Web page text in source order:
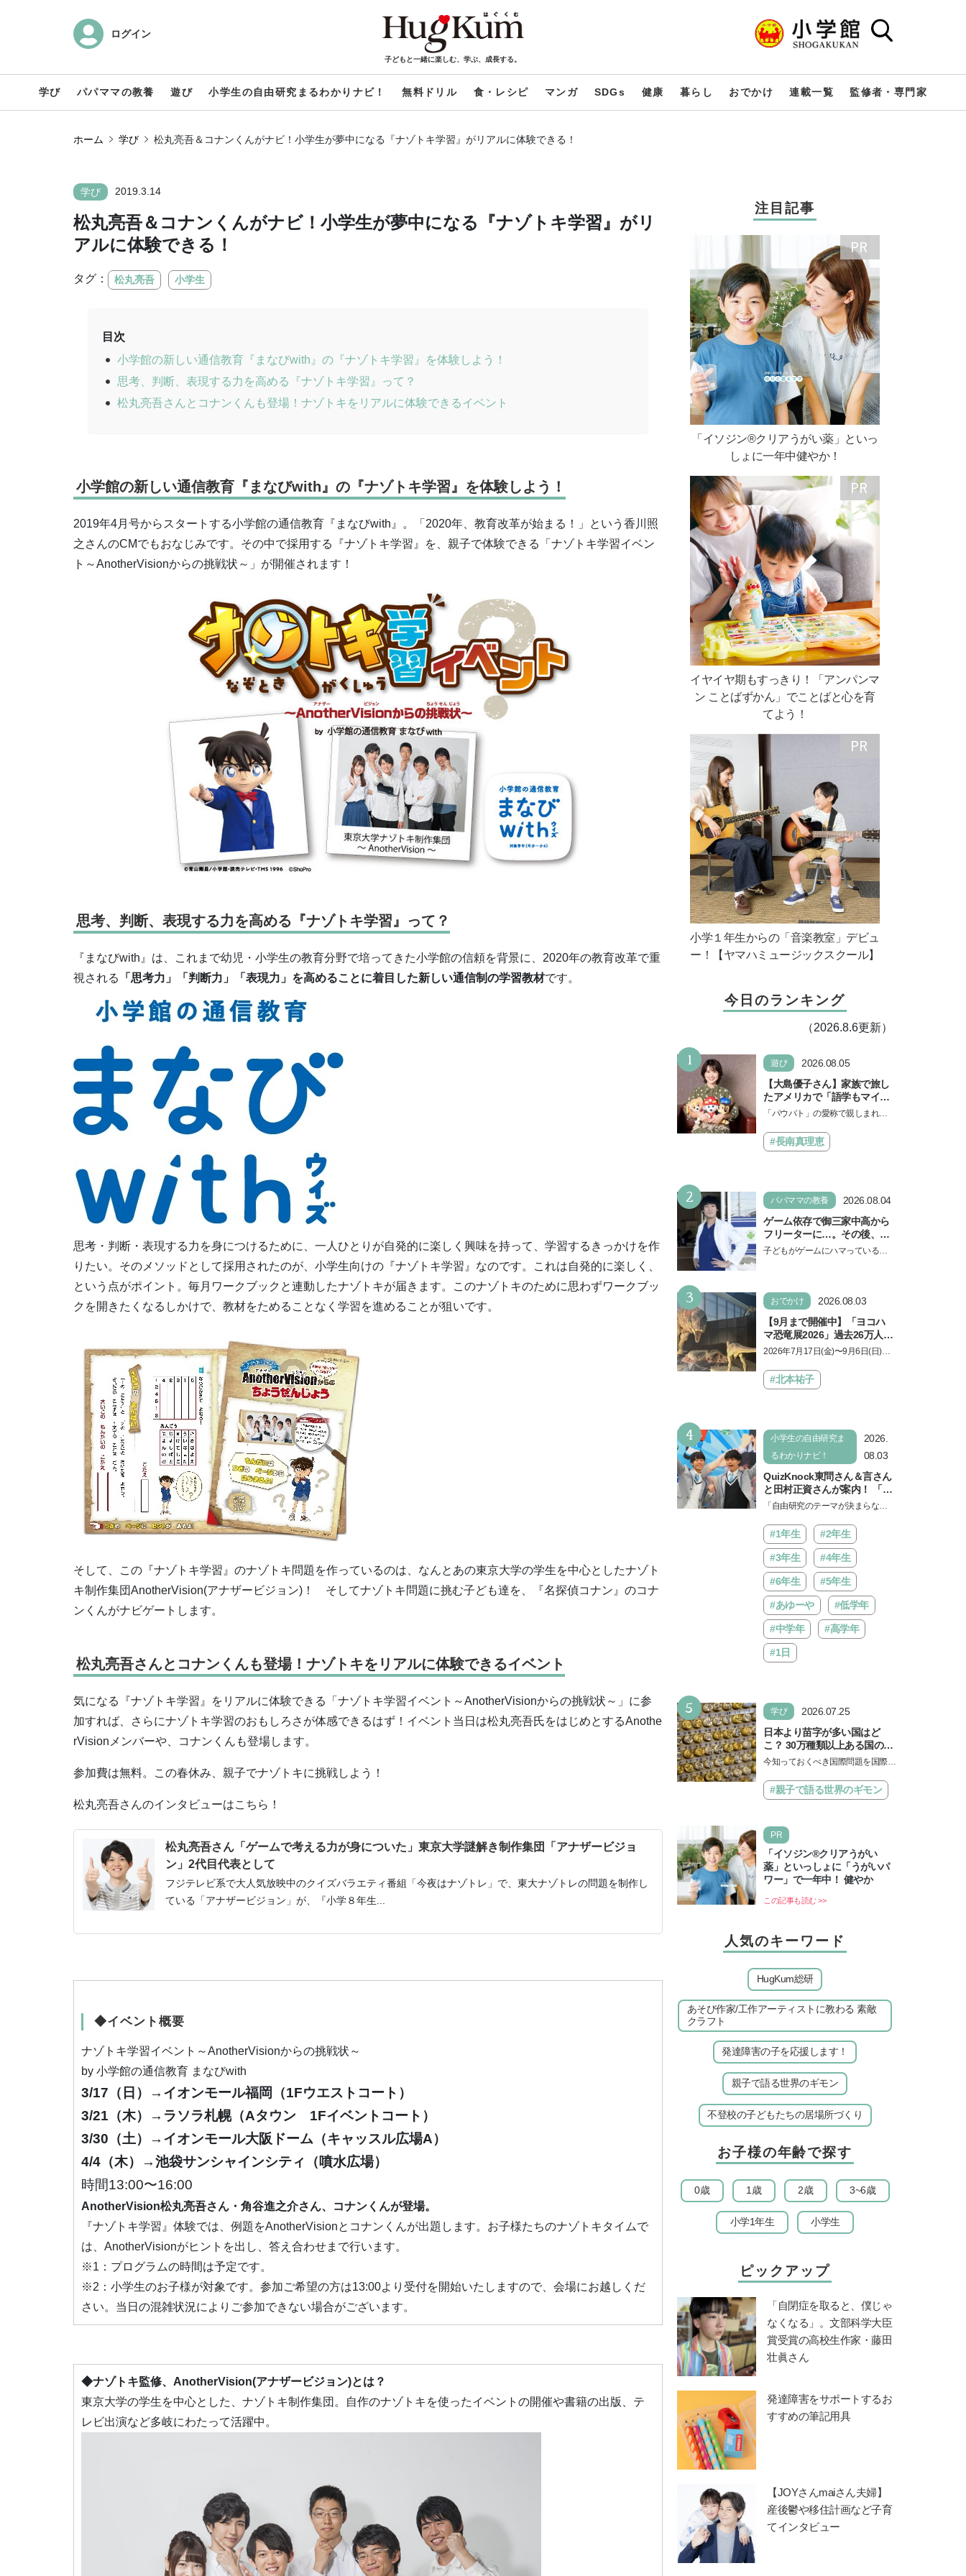
ログイン
子どもと一緒に楽しむ、学ぶ、成長する。
学び パパママの教養 遊び 小学生の自由研究まるわかりナビ！ 無料ドリル 食・レシピ マンガ SDGs 健康 暮らし おでかけ 連載一覧 監修者・専門家
ホーム 学び 松丸亮吾＆コナンくんがナビ！小学生が夢中になる『ナゾトキ学習』がリアルに体験できる！
学び 2019.3.14
松丸亮吾＆コナンくんがナビ！小学生が夢中になる『ナゾトキ学習』がリ
アルに体験できる！
タグ： 松丸亮吾 小学生
目次
小学館の新しい通信教育『まなびwith』の『ナゾトキ学習』を体験しよう！
思考、判断、表現する力を高める『ナゾトキ学習』って？
松丸亮吾さんとコナンくんも登場！ナゾトキをリアルに体験できるイベント
小学館の新しい通信教育『まなびwith』の『ナゾトキ学習』を体験しよう！
2019年4月号からスタートする小学館の通信教育『まなびwith』。「2020年、教育改革が始まる！」という香川照
之さんのCMでもおなじみです。その中で採用する『ナゾトキ学習』を、親子で体験できる「ナゾトキ学習イベン
ト～AnotherVisionからの挑戦状～」が開催されます！
思考、判断、表現する力を高める『ナゾトキ学習』って？
『まなびwith』は、これまで幼児・小学生の教育分野で培ってきた小学館の信頼を背景に、2020年の教育改革で重
視される
「思考力」「判断力」「表現力」を高めることに着目した新しい通信制の学習教材です。
思考・判断・表現する力を身につけるために、一人ひとりが自発的に楽しく興味を持って、学習するきっかけを作
りたい。そのメソッドとして採用されたのが、小学生向けの『ナゾトキ学習』なのです。これは自発的に楽しく、
という点がポイント。毎月ワークブックと連動したナゾトキが届きます。このナゾトキのために思わずワークブッ
クを開きたくなるしかけで、教材をためることなく学習を進めることが狙いです。
そして、この『ナゾトキ学習』のナゾトキ問題を作っているのは、なんとあの東京大学の学生を中心としたナゾト
キ制作集団AnotherVision(アナザービジョン)！ そしてナゾトキ問題に挑む子ども達を、『名探偵コナン』のコナ
ンくんがナビゲートします。
松丸亮吾さんとコナンくんも登場！ナゾトキをリアルに体験できるイベント
気になる『ナゾトキ学習』をリアルに体験できる「ナゾトキ学習イベント～AnotherVisionからの挑戦状～」に参
加すれば、さらにナゾトキ学習のおもしろさが体感できるはず！イベント当日は松丸亮吾氏をはじめとするAnothe
rVisionメンバーや、コナンくんも登場します。
参加費は無料。この春休み、親子でナゾトキに挑戦しよう！
松丸亮吾さんのインタビューはこちら！
松丸亮吾さん「ゲームで考える力が身についた」東京大学謎解き制作集団「アナザービジョ
ン」2代目代表として
フジテレビ系で大人気放映中のクイズバラエティ番組「今夜はナゾトレ」で、東大ナゾトレの問題を制作し
ている「アナザービジョン」が、『小学８年生...
◆イベント概要
ナゾトキ学習イベント～AnotherVisionからの挑戦状～
by 小学館の通信教育 まなびwith
3/17（日）→イオンモール福岡（1Fウエストコート）
3/21（木）→ラソラ札幌（Aタウン 1Fイベントコート）
3/30（土）→イオンモール大阪ドーム（キャッスル広場A）
4/4（木）→池袋サンシャインシティ（噴水広場）
時間13:00〜16:00
AnotherVision松丸亮吾さん・角谷進之介さん、コナンくんが登場。
『ナゾトキ学習』体験では、例題をAnotherVisionとコナンくんが出題します。お子様たちのナゾトキタイムで
は、AnotherVisionがヒントを出し、答え合わせまで行います。
※1：プログラムの時間は予定です。
※2：小学生のお子様が対象です。参加ご希望の方は13:00より受付を開始いたしますので、会場にお越しくだ
さい。当日の混雑状況によりご参加できない場合がございます。
◆ナゾトキ監修、 AnotherVision(アナザービジョン)とは？
東京大学の学生を中心とした、ナゾトキ制作集団。自作のナゾトキを使ったイベントの開催や書籍の出版、テ
レビ出演など多岐にわたって活躍中。
注目記事
「イソジン®クリアうがい薬」といっ
しょに一年中健やか！
イヤイヤ期もすっきり！「アンパンマ
ン ことばずかん」でことばと心を育
てよう！
小学１年生からの「音楽教室」デビュ
ー！【ヤマハミュージックスクール】
今日のランキング
（2026.8.6更新）
1 遊び
2026.08.05
【大島優子さん】家族で旅し
たアメリカで「語学もマイン
ドも！ 子どもの成長はすごか
『パウ・パトロール ザ・ダイ
ノ・ムービー』ではあきらめ
「パウパト」の愛称で親しまれる
の劇場版シリーズ第3弾、映画『パ
ウ・パトロール ザ…
#長南真理恵
2 パパママの教養
2026.08.04
ゲーム依存で御三家中高から
フリーターに…。その後、医
学部へ逆転合格した現役医師
子どもがゲームにハマっている
3 おでかけ
2026.08.03
【9月まで開催中】「ヨコハ
マ恐竜展2026」過去26万人を
動員した恐竜展が9年ぶりに
しむポイントを完全ガイド
2026年7月17日(金)〜9月6日(日)、
「ヨコハマ恐竜展2026〜恐竜の食
卓大図鑑〜」が開催…
#北本祐子
4
小学生の自由研究ま
るわかりナビ！
2026.
08.03
QuizKnock東問さん＆言さん
と田村正資さんが案内！ 「よ
みうりランド」で遊びながら
ントが開催
「自由研究のテーマが決まらな
ントをくれるイベントが、よみう
りランド「グッジョバ!!…
#1年生 #2年生
#3年生 #4年生
#6年生 #5年生
#あゆーや #低学年
#中学年 #高学年
#1日
5 学び
2026.07.25
日本より苗字が多い国はど
こ？ 30万種類以上ある国の理
由とは【親子で語る国際問
今知っておくべき国際問題を国際政
る「親子で語る国際問題」。今回
は、苗字の種類…
#親子で語る世界のギモン
PR
「イソジン®クリアうがい
薬」といっしょに「うがいパ
ワー」で一年中！ 健やか
この記事も読む >>
人気のキーワード
HugKum総研
あそび作家/工作アーティストに教わる 素敵
クラフト
発達障害の子を応援します！
親子で語る世界のギモン
不登校の子どもたちの居場所づくり
お子様の年齢で探す
0歳 1歳 2歳 3~6歳
小学1年生 小学生
ピックアップ
「自閉症を取ると、僕じゃ
なくなる」。文部科学大臣
賞受賞の高校生作家・藤田
壮眞さん
発達障害をサポートするお
すすめの筆記用具
【JOYさんmaiさん夫婦】
産後鬱や移住計画など子育
てインタビュー